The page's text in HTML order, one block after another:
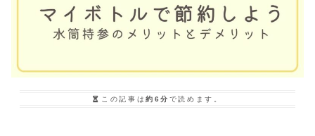
この記事は約6分 で読めます。